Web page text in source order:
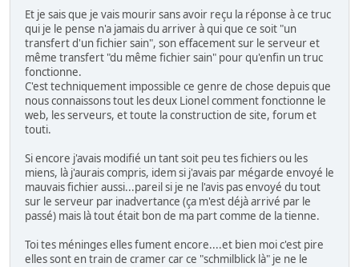
Et je sais que je vais mourir sans avoir reçu la réponse à ce truc
qui je le pense n'a jamais du arriver à qui que ce soit "un
transfert d'un fichier sain", son effacement sur le serveur et
même transfert "du même fichier sain" pour qu'enfin un truc
fonctionne.
C'est techniquement impossible ce genre de chose depuis que
nous connaissons tout les deux Lionel comment fonctionne le
web, les serveurs, et toute la construction de site, forum et
touti.
Si encore j'avais modifié un tant soit peu tes fichiers ou les
miens, là j'aurais compris, idem si j'avais par mégarde envoyé le
mauvais fichier aussi...pareil si je ne l'avis pas envoyé du tout
sur le serveur par inadvertance (ça m'est déjà arrivé par le
passé) mais là tout était bon de ma part comme de la tienne.
Toi tes méninges elles fument encore....et bien moi c'est pire
elles sont en train de cramer car ce "schmilblick là" je ne le